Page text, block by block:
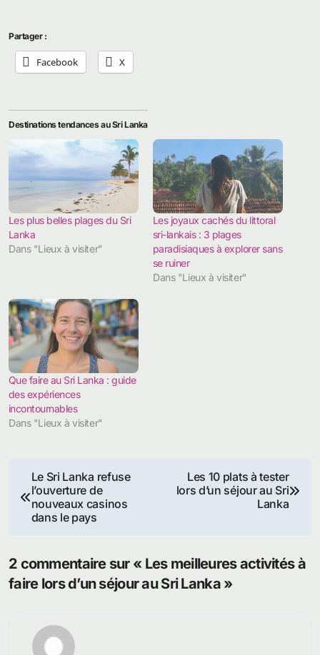
Partager :
Facebook X
Destinations tendances au Sri Lanka
Les plus belles plages du Sri
Lanka
Dans "Lieux à visiter"
Les joyaux cachés du littoral
sri-lankais : 3 plages
paradisiaques à explorer sans
se ruiner
Dans "Lieux à visiter"
Que faire au Sri Lanka : guide
des expériences
incontournables
Dans "Lieux à visiter"
Navigation
de
Le Sri Lanka refuse
l’ouverture de
nouveaux casinos
dans le pays
Les 10 plats à tester
lors d’un séjour au Sri
Lanka
2 commentaire sur « Les meilleures activités à
faire lors d’un séjour au Sri Lanka »